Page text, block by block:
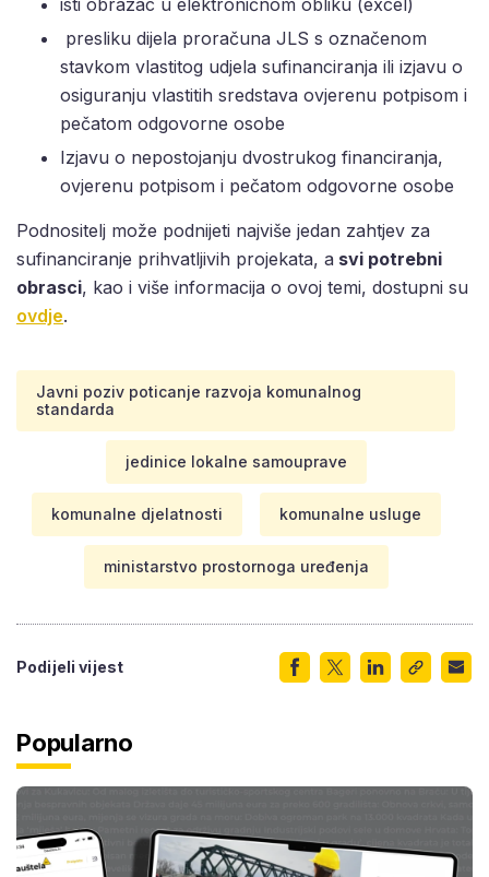
presliku dijela proračuna JLS s označenom
stavkom vlastitog udjela sufinanciranja ili izjavu o
osiguranju vlastitih sredstava ovjerenu potpisom i
pečatom odgovorne osobe
Izjavu o nepostojanju dvostrukog financiranja,
ovjerenu potpisom i pečatom odgovorne osobe
Podnositelj može podnijeti najviše jedan zahtjev za
sufinanciranje prihvatljivih projekata, a svi potrebni
obrasci, kao i više informacija o ovoj temi, dostupni su
ovdje.
Javni poziv poticanje razvoja komunalnog
standarda
jedinice lokalne samouprave
komunalne djelatnosti komunalne usluge
ministarstvo prostornoga uređenja
Podijeli vijest
Popularno